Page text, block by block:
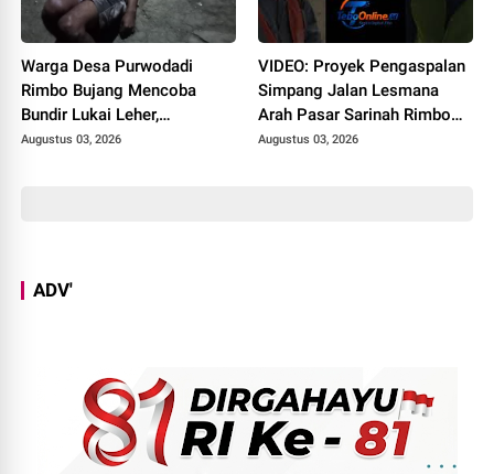
Warga Desa Purwodadi
Rimbo Bujang Mencoba
Bundir Lukai Leher,
Sebelumnya Pernah Potong
Augustus 03, 2026
VIDEO: Proyek Pengaspalan
Simpang Jalan Lesmana
Arah Pasar Sarinah Rimbo
Bujang Sedot Anggaran Rp
Augustus 03, 2026
ADV'